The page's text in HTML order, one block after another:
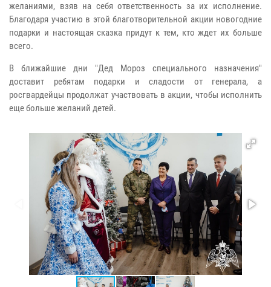
желаниями, взяв на себя ответственность за их исполнение.
Благодаря участию в этой благотворительной акции новогодние
подарки и настоящая сказка придут к тем, кто ждет их больше
всего.
В ближайшие дни "Дед Мороз специального назначения"
доставит ребятам подарки и сладости от генерала, а
росгвардейцы продолжат участвовать в акции, чтобы исполнить
еще больше желаний детей.